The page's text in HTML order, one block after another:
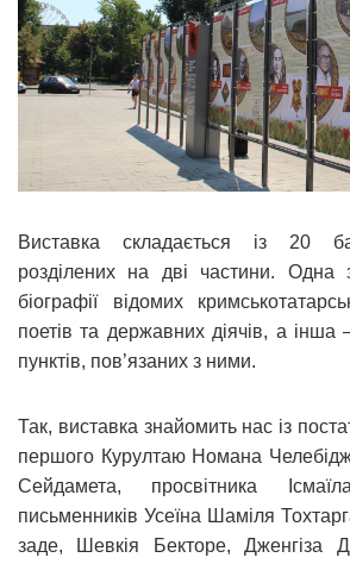
Виставка складається із 20
розділених на дві частини. Одна
біографії відомих
поетів та державних діячів, а інша
пунктів, пов’язаних з ними.
Так, виставка знайомить нас із
першого Курултаю Номана
Сейдамета, просвітника
письменників Усеїна Шаміля
заде, Шевкія Бекторе, Дженгіза